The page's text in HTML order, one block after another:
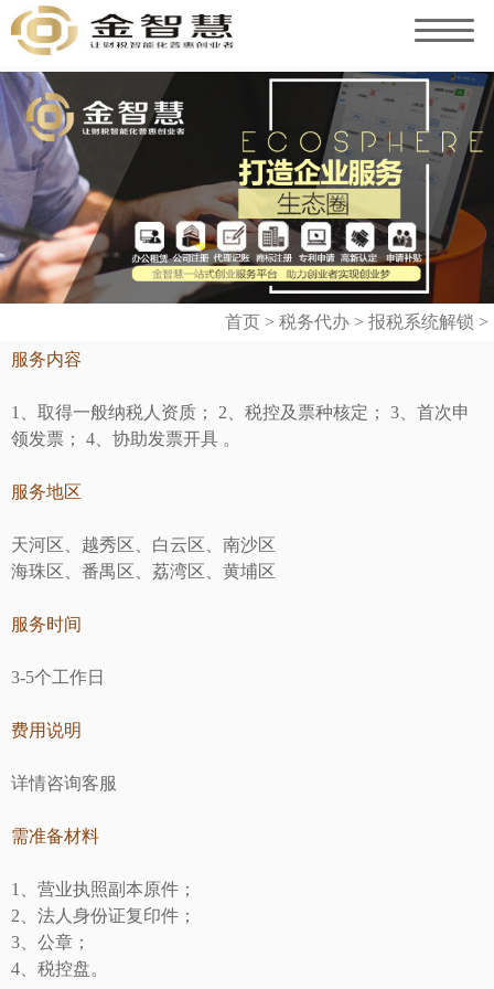
首页 > 税务代办 > 报税系统解锁 >
服务内容
1、取得一般纳税人资质； 2、税控及票种核定； 3、首次申
领发票； 4、协助发票开具 。
服务地区
天河区、越秀区、白云区、南沙区
海珠区、番禺区、荔湾区、黄埔区
服务时间
3-5个工作日
费用说明
详情咨询客服
需准备材料
1、营业执照副本原件；
2、法人身份证复印件；
3、公章；
4、税控盘。